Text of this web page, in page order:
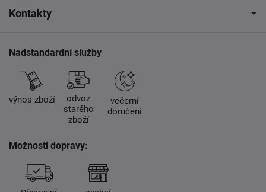
Kontakty
Nadstandardní služby
výnos zboží
odvoz
starého
zboží
večerní
doručení
Možnosti dopravy: